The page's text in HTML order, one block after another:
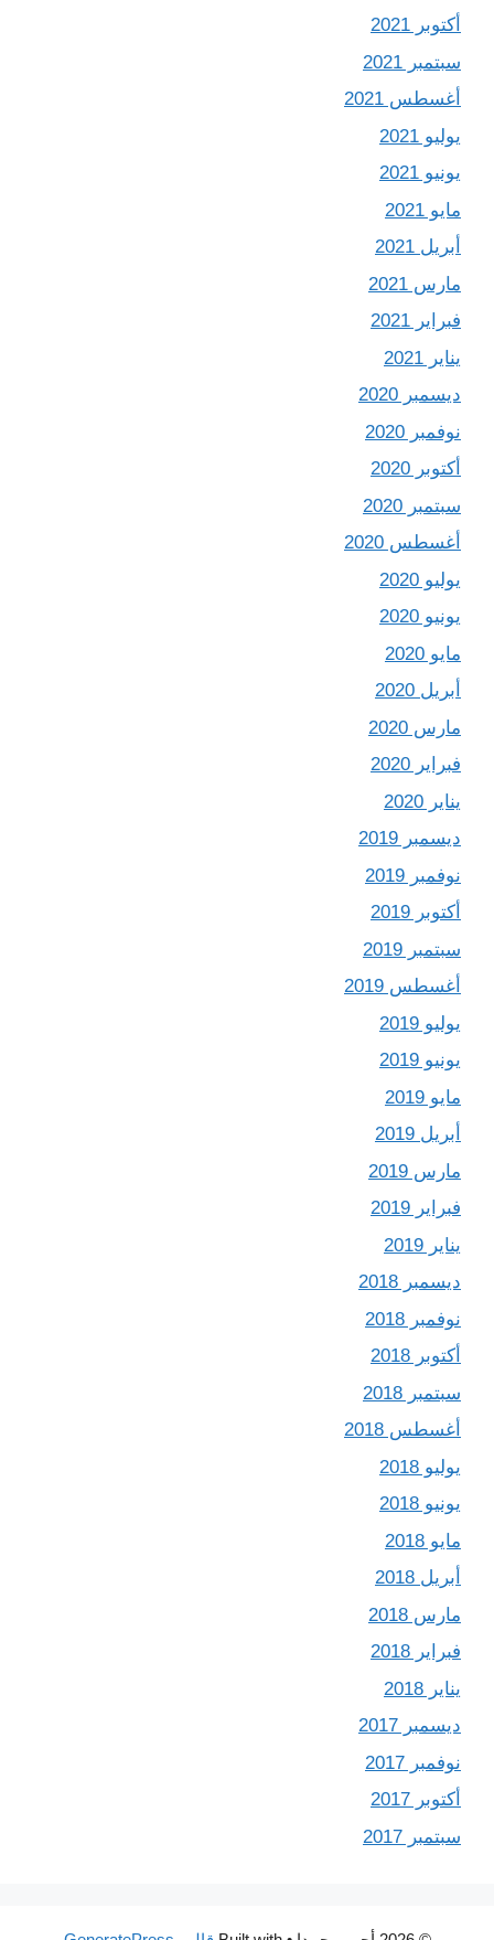
أكتوبر 2021
سبتمبر 2021
أغسطس 2021
يوليو 2021
يونيو 2021
مايو 2021
أبريل 2021
مارس 2021
فبراير 2021
يناير 2021
ديسمبر 2020
نوفمبر 2020
أكتوبر 2020
سبتمبر 2020
أغسطس 2020
يوليو 2020
يونيو 2020
مايو 2020
أبريل 2020
مارس 2020
فبراير 2020
يناير 2020
ديسمبر 2019
نوفمبر 2019
أكتوبر 2019
سبتمبر 2019
أغسطس 2019
يوليو 2019
يونيو 2019
مايو 2019
أبريل 2019
مارس 2019
فبراير 2019
يناير 2019
ديسمبر 2018
نوفمبر 2018
أكتوبر 2018
سبتمبر 2018
أغسطس 2018
يوليو 2018
يونيو 2018
مايو 2018
أبريل 2018
مارس 2018
فبراير 2018
يناير 2018
ديسمبر 2017
نوفمبر 2017
أكتوبر 2017
سبتمبر 2017